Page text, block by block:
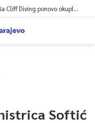
Sarajevo u znaku spektakla: Bentbaša Cliff Diving ponovo okuplja najbolje skakače i vrhunsku zabavu
Softić